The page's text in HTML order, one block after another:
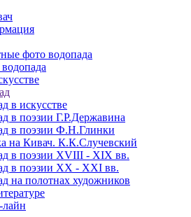
фото водопада
в искусстве
в поэзии Г.Р.Державина
в поэзии Ф.Н.Глинки
на Кивач. К.К.Случевский
в поэзии XVIII - XIX вв.
в поэзии XX - XXI вв.
на полотнах художников
лайн